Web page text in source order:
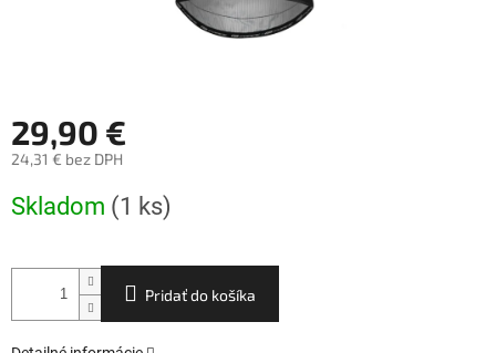
29,90 €
24,31 € bez DPH
cena:
Skladom (1 ks)
Pridať do košíka